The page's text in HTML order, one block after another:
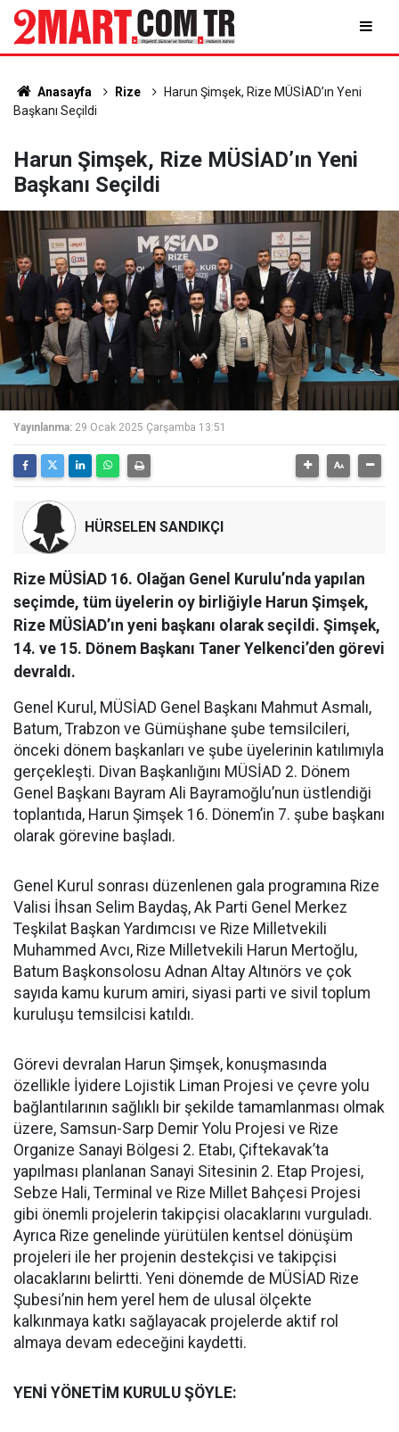
Anasayfa Rize
Harun Şimşek, Rize MÜSİAD’ın Yeni
Başkanı Seçildi
Harun Şimşek, Rize MÜSİAD’ın Yeni
Başkanı Seçildi
Yayınlanma: 29 Ocak 2025 Çarşamba 13:51
HÜRSELEN SANDIKÇI
Rize MÜSİAD 16. Olağan Genel Kurulu’nda yapılan
seçimde, tüm üyelerin oy birliğiyle Harun Şimşek,
Rize MÜSİAD’ın yeni başkanı olarak seçildi. Şimşek,
14. ve 15. Dönem Başkanı Taner Yelkenci’den görevi
devraldı.
Genel Kurul, MÜSİAD Genel Başkanı Mahmut Asmalı,
Batum, Trabzon ve Gümüşhane şube temsilcileri,
önceki dönem başkanları ve şube üyelerinin katılımıyla
gerçekleşti. Divan Başkanlığını MÜSİAD 2. Dönem
Genel Başkanı Bayram Ali Bayramoğlu’nun üstlendiği
toplantıda, Harun Şimşek 16. Dönem’in 7. şube başkanı
olarak görevine başladı.
Genel Kurul sonrası düzenlenen gala programına Rize
Valisi İhsan Selim Baydaş, Ak Parti Genel Merkez
Teşkilat Başkan Yardımcısı ve Rize Milletvekili
Muhammed Avcı, Rize Milletvekili Harun Mertoğlu,
Batum Başkonsolosu Adnan Altay Altınörs ve çok
sayıda kamu kurum amiri, siyasi parti ve sivil toplum
kuruluşu temsilcisi katıldı.
Görevi devralan Harun Şimşek, konuşmasında
özellikle İyidere Lojistik Liman Projesi ve çevre yolu
bağlantılarının sağlıklı bir şekilde tamamlanması olmak
üzere, Samsun-Sarp Demir Yolu Projesi ve Rize
Organize Sanayi Bölgesi 2. Etabı, Çiftekavak’ta
yapılması planlanan Sanayi Sitesinin 2. Etap Projesi,
Sebze Hali, Terminal ve Rize Millet Bahçesi Projesi
gibi önemli projelerin takipçisi olacaklarını vurguladı.
Ayrıca Rize genelinde yürütülen kentsel dönüşüm
projeleri ile her projenin destekçisi ve takipçisi
olacaklarını belirtti. Yeni dönemde de MÜSİAD Rize
Şubesi’nin hem yerel hem de ulusal ölçekte
kalkınmaya katkı sağlayacak projelerde aktif rol
almaya devam edeceğini kaydetti.
YENİ YÖNETİM KURULU ŞÖYLE: